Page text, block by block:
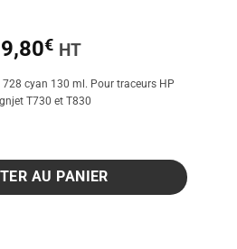
€ HT
728 cyan 130 ml. Pour traceurs HP
T730 et T830
d'encre HP 728 cyan - 130 ml
AU PANIER